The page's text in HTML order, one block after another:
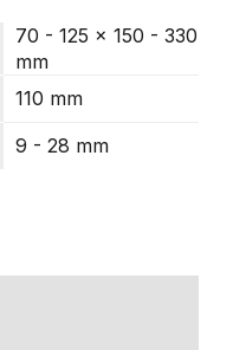
70 - 125 x 150 - 330
mm
110 mm
9 - 28 mm